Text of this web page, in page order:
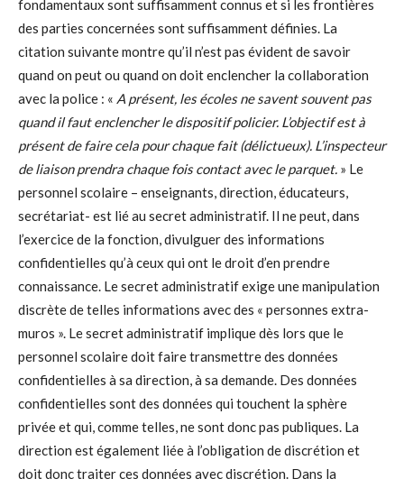
fondamentaux sont suffisamment connus et si les frontières
des parties concernées sont suffisamment définies. La
citation suivante montre qu’il n’est pas évident de savoir
quand on peut ou quand on doit enclencher la collaboration
avec la police : « A présent, les écoles ne savent souvent pas
quand il faut enclencher le dispositif policier. L’objectif est à
présent de faire cela pour chaque fait (délictueux). L’inspecteur
de liaison prendra chaque fois contact avec le parquet. » Le
personnel scolaire – enseignants, direction, éducateurs,
secrétariat- est lié au secret administratif. Il ne peut, dans
l’exercice de la fonction, divulguer des informations
confidentielles qu’à ceux qui ont le droit d’en prendre
connaissance. Le secret administratif exige une manipulation
discrète de telles informations avec des « personnes extra-
muros ». Le secret administratif implique dès lors que le
personnel scolaire doit faire transmettre des données
confidentielles à sa direction, à sa demande. Des données
confidentielles sont des données qui touchent la sphère
privée et qui, comme telles, ne sont donc pas publiques. La
direction est également liée à l’obligation de discrétion et
doit donc traiter ces données avec discrétion. Dans la